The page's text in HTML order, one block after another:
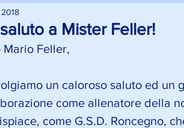
a Mister Feller!
Mario Feller,
un caloroso saluto ed un
come allenatore della
come G.S.D. Roncegno,